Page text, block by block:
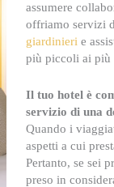
assumere
offriamo servizi
giardinieri e
più piccoli ai più
Il tuo hotel è
servizio di una
Quando i
aspetti a cui
Pertanto, se sei
preso in